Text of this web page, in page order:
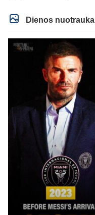
Dienos nuotrauka